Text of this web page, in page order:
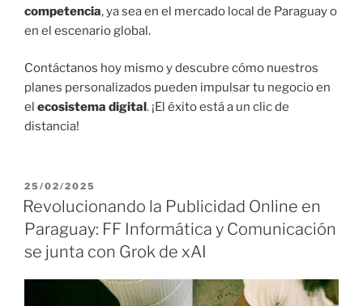
competencia, ya sea en el mercado local de Paraguay o
en el escenario global.
Contáctanos hoy mismo y descubre cómo nuestros
planes personalizados pueden impulsar tu negocio en
el ecosistema digital. ¡El éxito está a un clic de
distancia!
P
U
B
L
C
25/02/2025
Revolucionando la Publicidad Online en
Paraguay: FF Informática y Comunicación
se junta con Grok de xAI